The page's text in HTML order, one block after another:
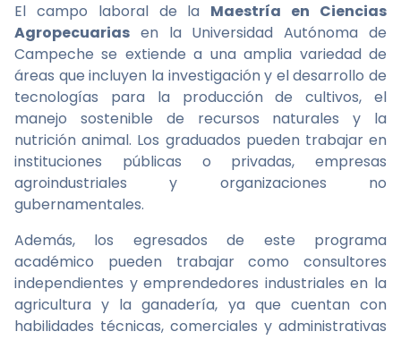
El campo laboral de la Maestría en Ciencias
Agropecuarias en la Universidad Autónoma de
Campeche se extiende a una amplia variedad de
áreas que incluyen la investigación y el desarrollo de
tecnologías para la producción de cultivos, el
manejo sostenible de recursos naturales y la
nutrición animal. Los graduados pueden trabajar en
instituciones públicas o privadas, empresas
agroindustriales y organizaciones no
gubernamentales.
Además, los egresados de este programa
académico pueden trabajar como consultores
independientes y emprendedores industriales en la
agricultura y la ganadería, ya que cuentan con
habilidades técnicas, comerciales y administrativas